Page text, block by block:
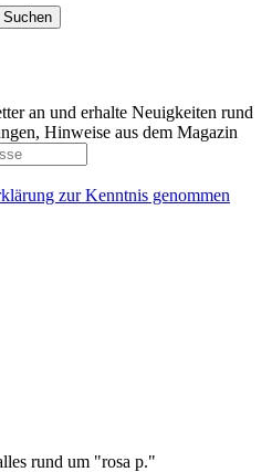
an und erhalte Neuigkeiten rund
Hinweise aus dem Magazin
zur Kenntnis genommen
rund um "rosa p."